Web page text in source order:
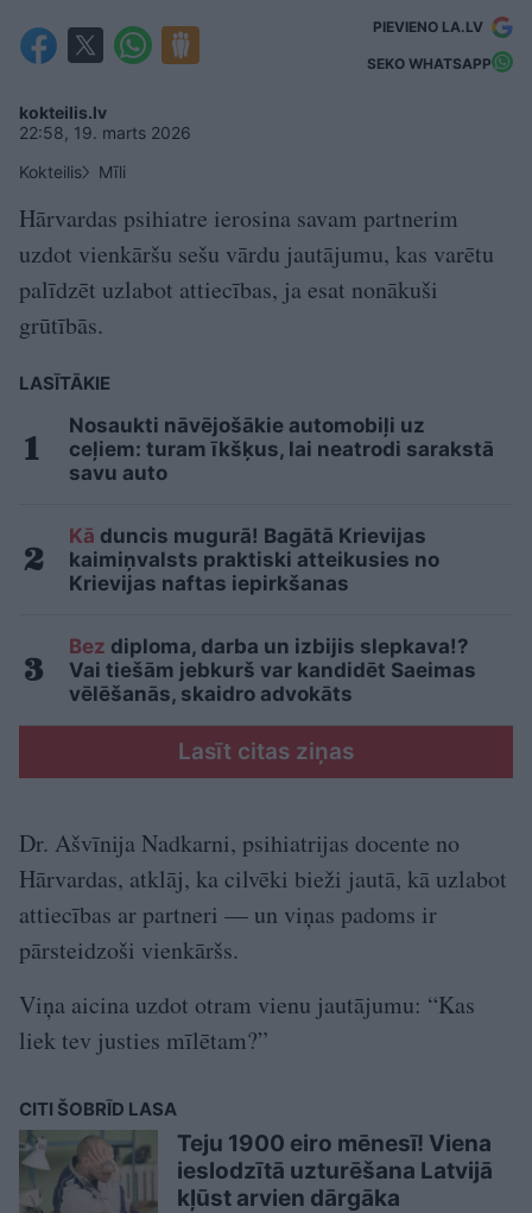
PIEVIENO LA.LV
SEKO WHATSAPP
kokteilis.lv
22:58, 19. marts 2026
Kokteilis
Mīli
Hārvardas psihiatre ierosina savam partnerim
uzdot vienkāršu sešu vārdu jautājumu, kas varētu
palīdzēt uzlabot attiecības, ja esat nonākuši
grūtībās.
LASĪTĀKIE
Nosaukti nāvējošākie automobiļi uz
ceļiem: turam īkšķus, lai neatrodi sarakstā
savu auto
Kā duncis mugurā! Bagātā Krievijas
kaimiņvalsts praktiski atteikusies no
Krievijas naftas iepirkšanas
Bez diploma, darba un izbijis slepkava!?
Vai tiešām jebkurš var kandidēt Saeimas
vēlēšanās, skaidro advokāts
Lasīt citas ziņas
Dr. Ašvīnija Nadkarni, psihiatrijas docente no
Hārvardas, atklāj, ka cilvēki bieži jautā, kā uzlabot
attiecības ar partneri — un viņas padoms ir
pārsteidzoši vienkāršs.
Viņa aicina uzdot otram vienu jautājumu: “Kas
liek tev justies mīlētam?”
CITI ŠOBRĪD LASA
Teju 1900 eiro mēnesī! Viena
ieslodzītā uzturēšana Latvijā
kļūst arvien dārgāka